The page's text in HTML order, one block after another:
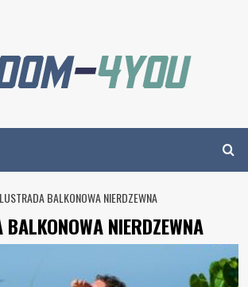
BALKONOWA NIERDZEWNA
NIERDZEWNA